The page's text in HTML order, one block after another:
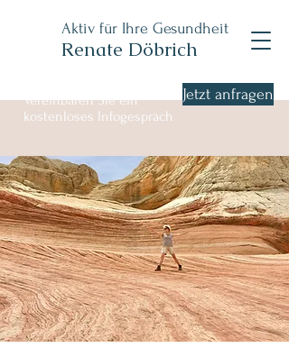
Aktiv für Ihre Gesundheit
Renate Döbrich
Vereinbaren Sie ein
kostenloses Infogespräch
Jetzt anfragen